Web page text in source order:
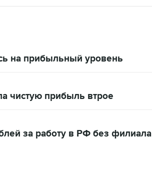
на прибыльный уровень
чистую прибыль втрое
за работу в РФ без филиала